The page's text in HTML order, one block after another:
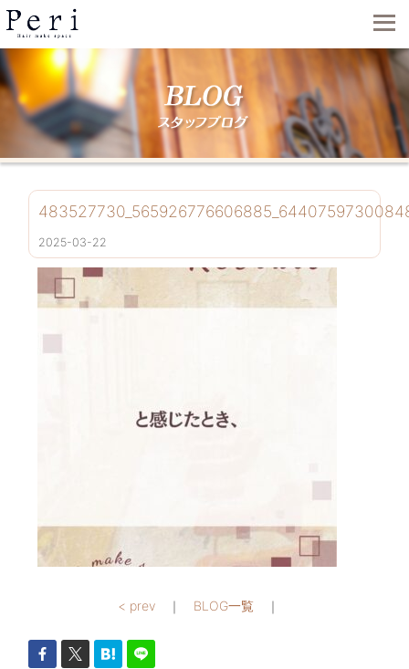
2025-03-22
< prev｜ BLOG一覧｜